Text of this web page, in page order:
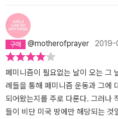
학생의 말이 맞다. 그러나 페미니즘
간”이라는 기본적인 선언에 불과하
혹은 부담으로 느껴진다면 팔루디
에 들어서려면 아직도 갈 길이 멀었다”
폐지 국민 청원과 낙태죄 폐지 반대
는 한국 사회에서 『백래시』를 읽
으로 “여성들의 하향 결혼”을 제시
구를 바탕으로 ‘대한민국 출산 지도
국에서 출간된 이 책을 읽는다는 것
대해 이미 수많은 선례가 있다는 것
같은 실패와 실패가 예견되는 상황
사들은 어째 한결 같이 그런??? 인
좀 충격이었던 부분은 11장 반격의
에 담긴 내용이었는데, 사두고 아직
서>를 쓴 수전 브라운 밀러와, 얼마
의 변절? 이었다. 페미니즘 퇴행의
서... 그랬는데, 비행공포는 읽으면
만, 우리의 의지에 반해서는 좋은
@motherofprayer 2019-
페미니즘이 필요없는 날이 오는 그
례들을 통해 페미니즘 운동과 그에
되어왔는지를 주로 다룬다. 그러나
들이 비단 미국 땅에만 해당되는